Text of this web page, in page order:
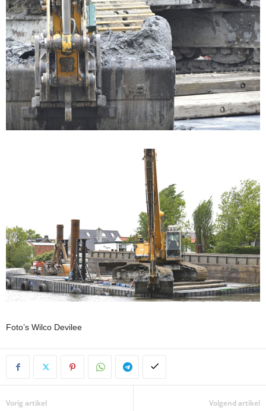
Foto’s Wilco Devilee
Vorig artikel Volgend artikel